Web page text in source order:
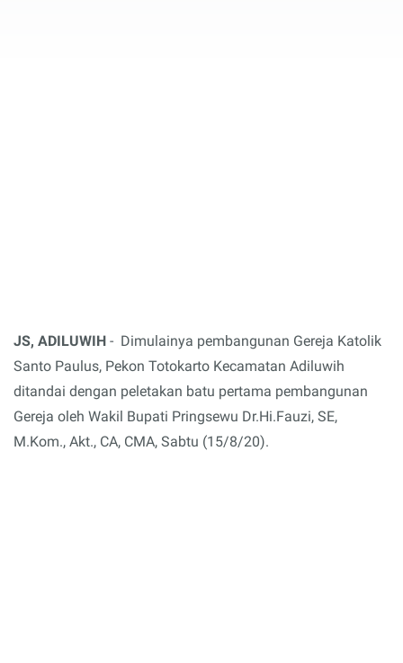
JS, ADILUWIH - Dimulainya pembangunan Gereja Katolik
Santo Paulus, Pekon Totokarto Kecamatan Adiluwih
ditandai dengan peletakan batu pertama pembangunan
Gereja oleh Wakil Bupati Pringsewu Dr.Hi.Fauzi, SE,
M.Kom., Akt., CA, CMA, Sabtu (15/8/20).